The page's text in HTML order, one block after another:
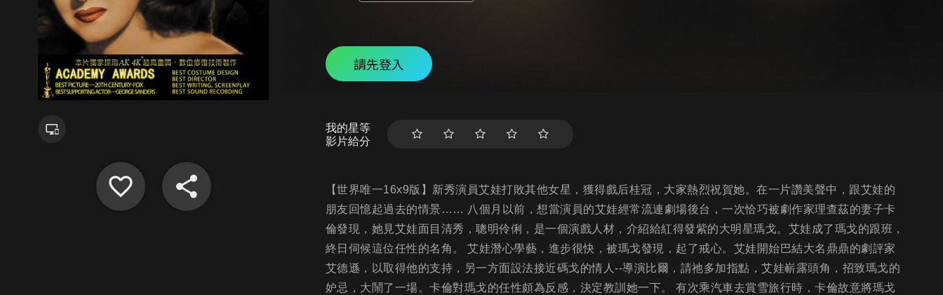
請先登入
我的星等
影片給分
【世界唯一16x9版】新秀演員艾娃打敗其他女星，獲得戲后桂冠，大家熱烈祝賀她。在一片讚美聲中，跟艾娃的
朋友回憶起過去的情景…… 八個月以前，想當演員的艾娃經常流連劇場後台，一次恰巧被劇作家理查茲的妻子卡
倫發現，她見艾娃面目清秀，聰明伶俐，是一個演戲人材，介紹給紅得發紫的大明星瑪戈。艾娃成了瑪戈的跟班，
終日伺候這位任性的名角。 艾娃潛心學藝，進步很快，被瑪戈發現，起了戒心。艾娃開始巴結大名鼎鼎的劇評家
艾德遜，以取得他的支持，另一方面設法接近碼戈的情人--導演比爾，請祂多加指點，艾娃嶄露頭角，招致瑪戈的
妒忌，大鬧了一場。卡倫對瑪戈的任性頗為反感，決定教訓她一下。 有次乘汽車去賞雪旅行時，卡倫故意將瑪戈